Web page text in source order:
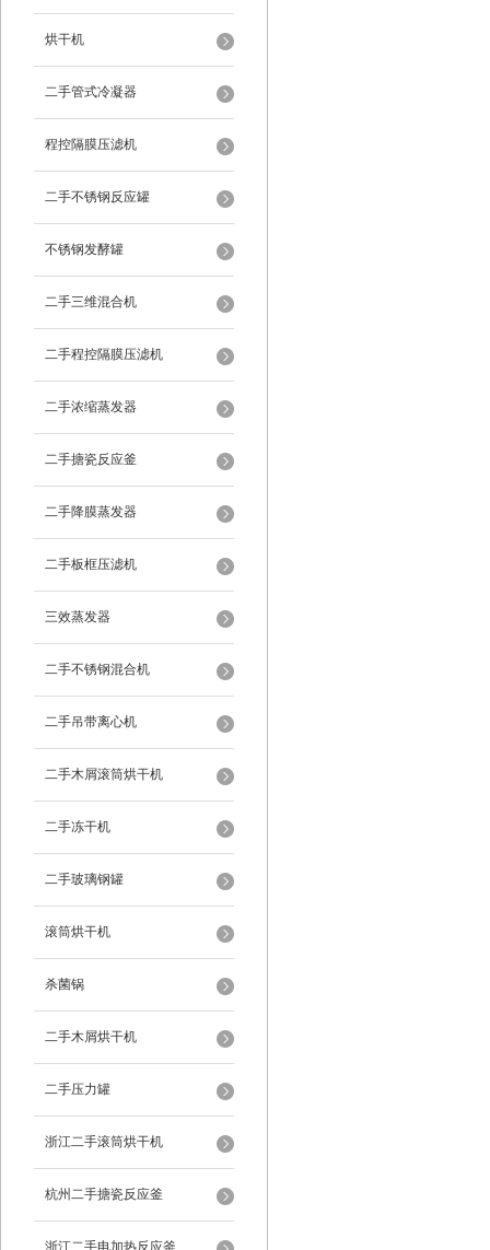
烘干机
二手管式冷凝器
程控隔膜压滤机
二手不锈钢反应罐
不锈钢发酵罐
二手三维混合机
二手程控隔膜压滤机
二手浓缩蒸发器
二手搪瓷反应釜
二手降膜蒸发器
二手板框压滤机
三效蒸发器
二手不锈钢混合机
二手吊带离心机
二手木屑滚筒烘干机
二手冻干机
二手玻璃钢罐
滚筒烘干机
杀菌锅
二手木屑烘干机
二手压力罐
浙江二手滚筒烘干机
杭州二手搪瓷反应釜
浙江二手电加热反应釜